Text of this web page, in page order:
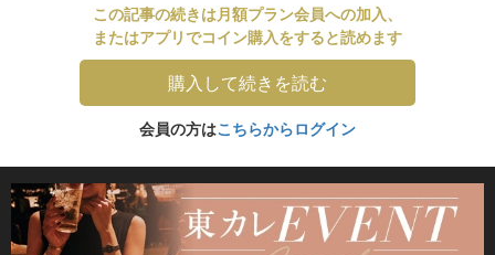
この記事の続きは月額プラン会員への加入、
またはアプリでコイン購入をすると読めます
購入して続きを読む
会員の方はこちらからログイン